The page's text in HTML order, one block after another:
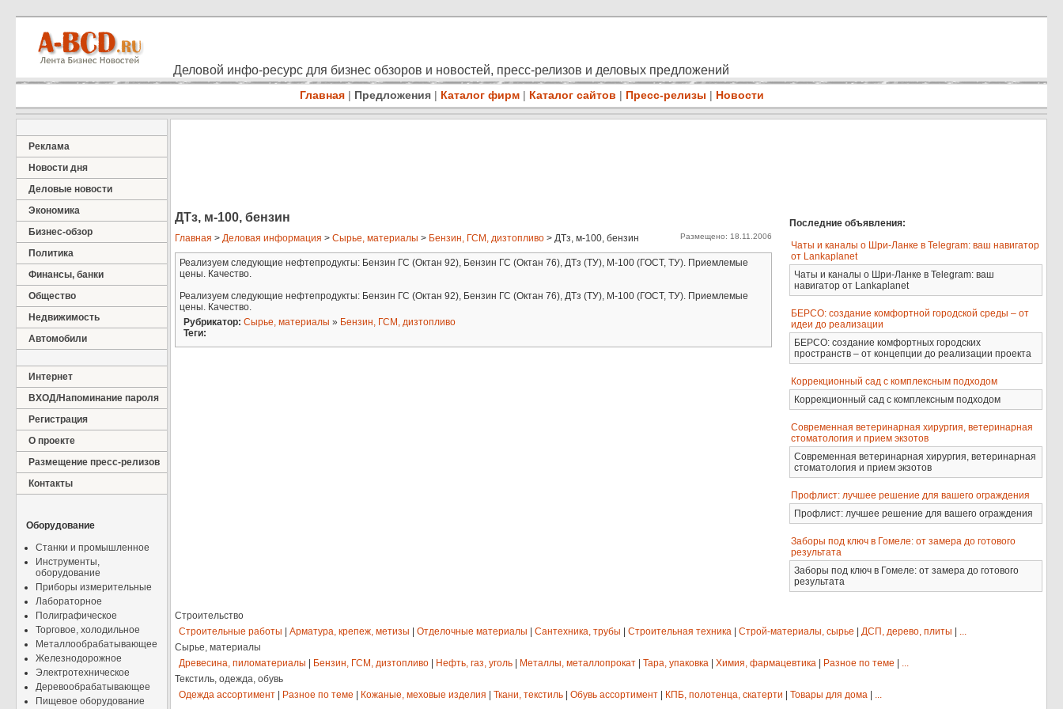
Деловой инфо-ресурс для бизнес обзоров и новостей, пресс-релизов и деловых предложений
Главная | Предложения | Каталог фирм | Каталог сайтов | Пресс-релизы | Новости
Реклама
Новости дня
Деловые новости
Экономика
Бизнес-обзор
Политика
Финансы, банки
Общество
Недвижимость
Автомобили
Интернет
ВХОД/Напоминание пароля
Регистрация
О проекте
Размещение пресс-релизов
Контакты
Оборудование
Станки и промышленное
Инструменты,
оборудование
Приборы измерительные
Лабораторное
Полиграфическое
Торговое, холодильное
Металлообрабатывающее
Железнодорожное
Электротехническое
Деревообрабатывающее
Пищевое оборудование
ДТз, м-100, бензин
Главная > Деловая информация > Сырье, материалы > Бензин, ГСМ, дизтопливо > ДТз, м-100, бензин Размещено: 18.11.2006
Реализуем следующие нефтепродукты: Бензин ГС (Октан 92), Бензин ГС (Октан 76), ДТз (ТУ), М-100 (ГОСТ, ТУ). Приемлемые
цены. Качество.
Реализуем следующие нефтепродукты: Бензин ГС (Октан 92), Бензин ГС (Октан 76), ДТз (ТУ), М-100 (ГОСТ, ТУ). Приемлемые
цены. Качество.
Рубрикатор: Сырье, материалы » Бензин, ГСМ, дизтопливо
Теги:
Последние объявления:
Чаты и каналы о Шри-Ланке в Telegram: ваш навигатор
от Lankaplanet
Чаты и каналы о Шри-Ланке в Telegram: ваш
навигатор от Lankaplanet
БЕРСО: создание комфортной городской среды – от
идеи до реализации
БЕРСО: создание комфортных городских
пространств – от концепции до реализации проекта
Коррекционный сад с комплексным подходом
Коррекционный сад с комплексным подходом
Современная ветеринарная хирургия, ветеринарная
стоматология и прием экзотов
Современная ветеринарная хирургия, ветеринарная
стоматология и прием экзотов
Профлист: лучшее решение для вашего ограждения
Профлист: лучшее решение для вашего ограждения
Заборы под ключ в Гомеле: от замера до готового
результата
Заборы под ключ в Гомеле: от замера до готового
результата
Строительство
Строительные работы
Арматура, крепеж, метизы Отделочные материалы Сантехника, трубы Строительная техника Строй-материалы, сырье ДСП, дерево, плиты
...
Сырье, материалы
Древесина, пиломатериалы
Бензин, ГСМ, дизтопливо Нефть, газ, уголь Металлы, металлопрокат Тара, упаковка Химия, фармацевтика Разное по теме
...
Текстиль, одежда, обувь
Одежда ассортимент
Разное по теме Кожаные, меховые изделия Ткани, текстиль Обувь ассортимент КПБ, полотенца, скатерти Товары для дома ...